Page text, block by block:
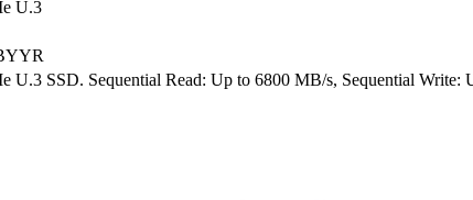
U.3
SSD. Sequential Read: Up to 6800 MB/s, Sequential